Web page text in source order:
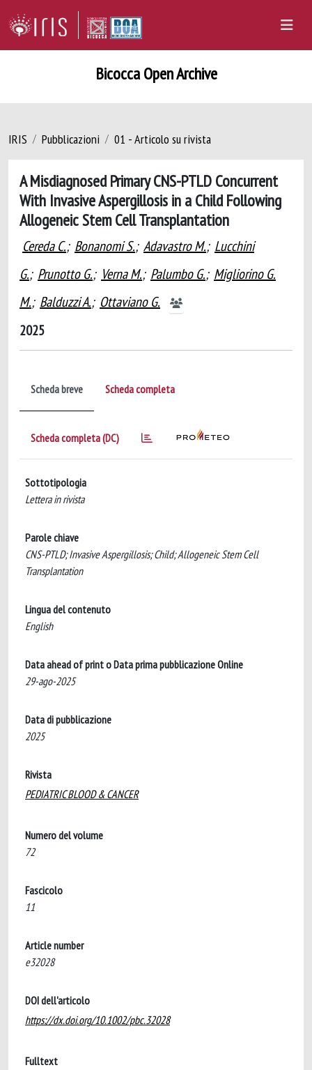
Bicocca Open Archive
IRIS Pubblicazioni 01 - Articolo su rivista
A Misdiagnosed Primary CNS-PTLD Concurrent
With Invasive Aspergillosis in a Child Following
Allogeneic Stem Cell Transplantation
Cereda C.; Bonanomi S.; Adavastro M.; Lucchini
G.; Prunotto G.; Verna M.; Palumbo G.; Migliorino G.
M.; Balduzzi A.; Ottaviano G.
2025
Scheda breve Scheda completa
Scheda completa (DC)
Sottotipologia
Lettera in rivista
Parole chiave
CNS-PTLD; Invasive Aspergillosis; Child; Allogeneic Stem Cell
Transplantation
Lingua del contenuto
English
Data ahead of print o Data prima pubblicazione Online
29-ago-2025
Data di pubblicazione
2025
Rivista
PEDIATRIC BLOOD & CANCER
Numero del volume
72
Fascicolo
11
Article number
e32028
DOI dell'articolo
https://dx.doi.org/10.1002/pbc.32028
Fulltext